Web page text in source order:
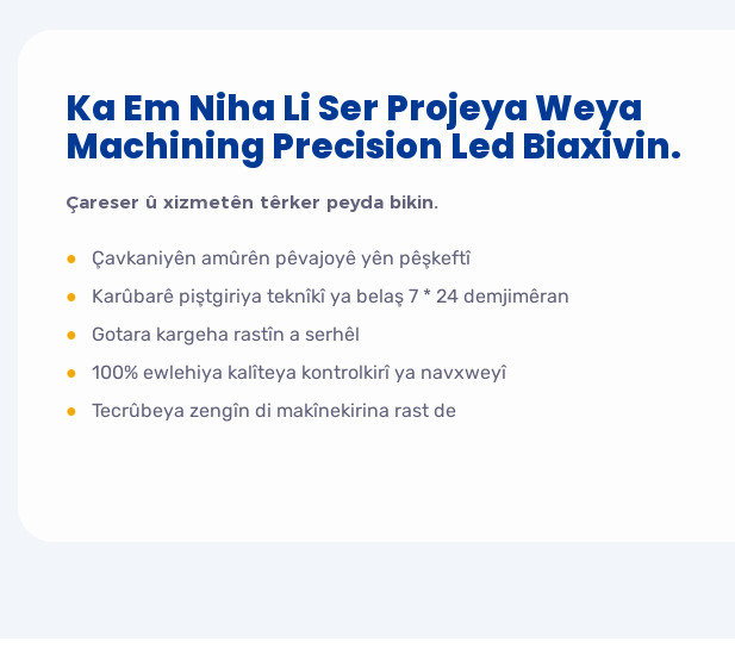
Ka Em Niha Li Ser Projeya Weya
Machining Precision Led Biaxivin.
Çareser û xizmetên têrker peyda bikin.
●
Çavkaniyên amûrên pêvajoyê yên pêşkeftî
●
Karûbarê piştgiriya teknîkî ya belaş 7 * 24 demjimêran
●
Gotara kargeha rastîn a serhêl
●
100% ewlehiya kalîteya kontrolkirî ya navxweyî
●
Tecrûbeya zengîn di makînekirina rast de